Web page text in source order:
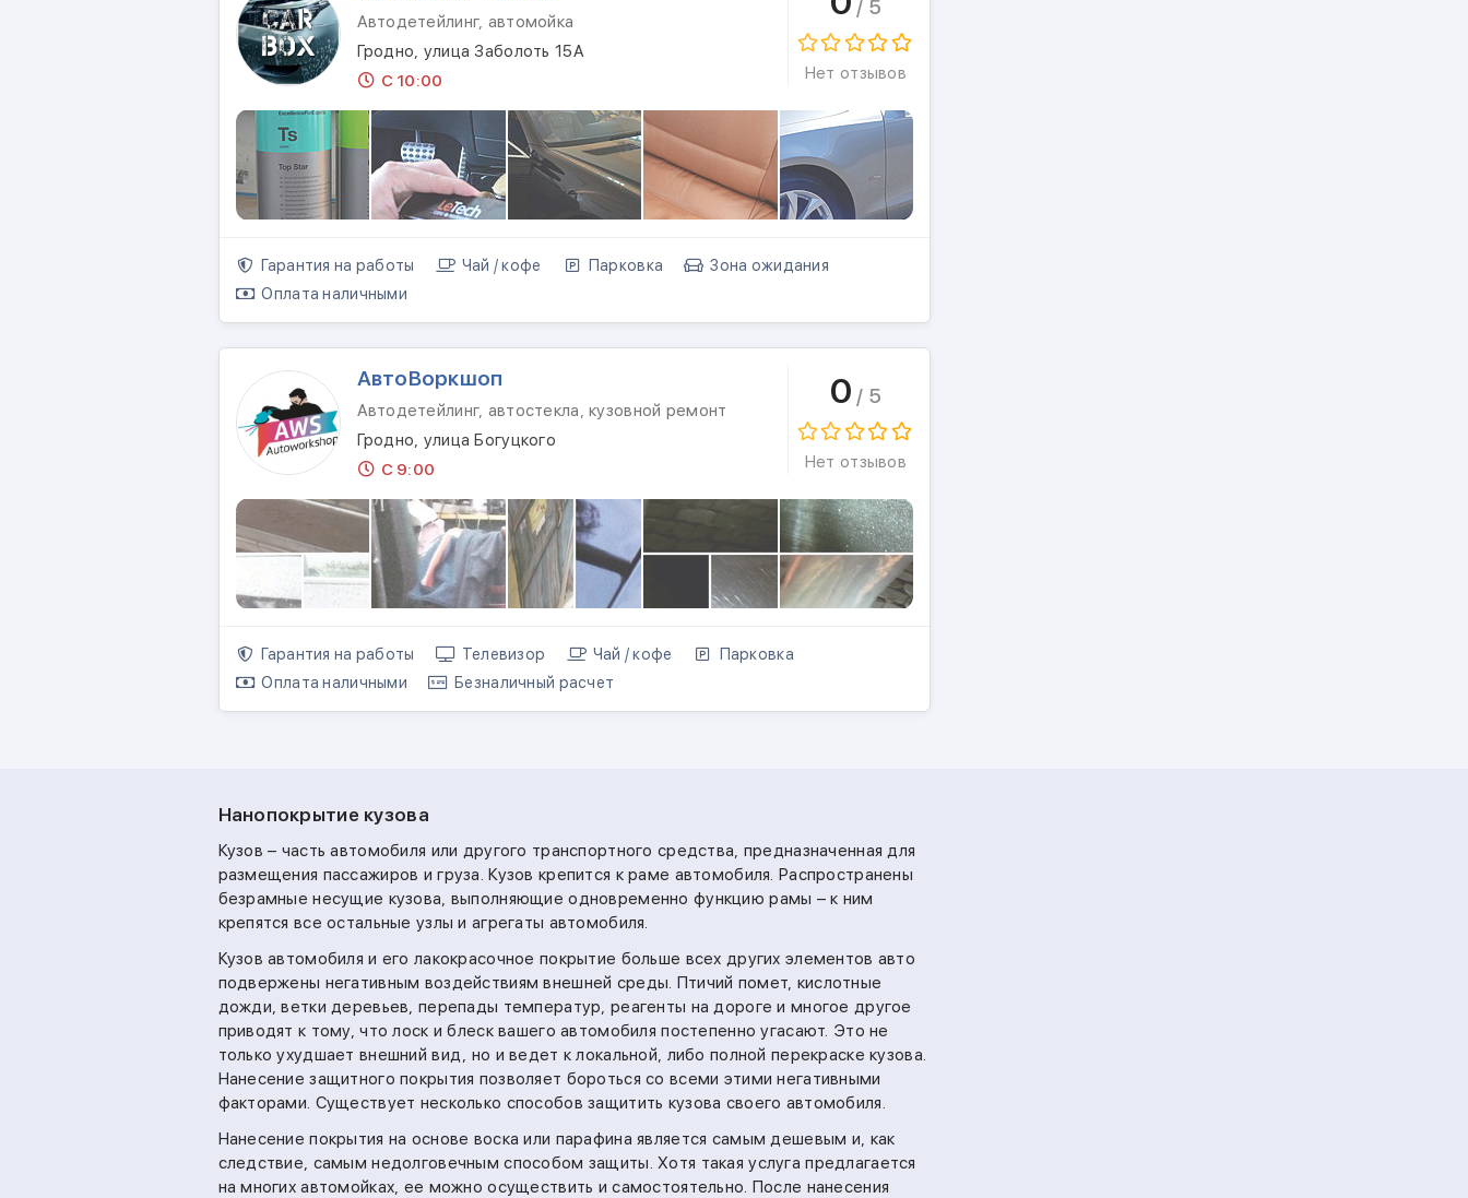
Автодетейлинг, автомойка
Гродно, улица Заболоть 15А
С 10:00
/ 5
Нет отзывов
Гарантия на работы Чай / кофе Парковка
Зона ожидания
Оплата наличными
АвтоВоркшоп
Автодетейлинг, автостекла, кузовной ремонт
Гродно, улица Богуцкого
С 9:00
0 / 5
Нет отзывов
Гарантия на работы Телевизор Чай / кофе
Парковка
Оплата наличными
Безналичный расчет
Нанопокрытие кузова
Кузов – часть автомобиля или другого транспортного средства, предназначенная для
размещения пассажиров и груза. Кузов крепится к раме автомобиля. Распространены
безрамные несущие кузова, выполняющие одновременно функцию рамы – к ним
крепятся все остальные узлы и агрегаты автомобиля.
Кузов автомобиля и его лакокрасочное покрытие больше всех других элементов авто
подвержены негативным воздействиям внешней среды. Птичий помет, кислотные
дожди, ветки деревьев, перепады температур, реагенты на дороге и многое другое
приводят к тому, что лоск и блеск вашего автомобиля постепенно угасают. Это не
только ухудшает внешний вид, но и ведет к локальной, либо полной перекраске кузова.
Нанесение защитного покрытия позволяет бороться со всеми этими негативными
факторами. Существует несколько способов защитить кузова своего автомобиля.
Нанесение покрытия на основе воска или парафина является самым дешевым и, как
следствие, самым недолговечным способом защиты. Хотя такая услуга предлагается
на многих автомойках, ее можно осуществить и самостоятельно. После нанесения